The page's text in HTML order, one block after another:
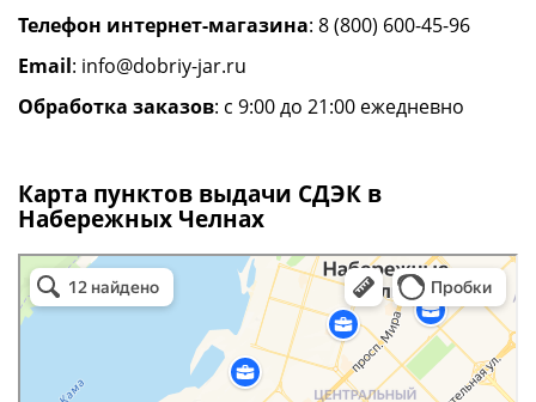
Телефон интернет-магазина: 8 (800) 600-45-96
Email: info@dobriy-jar.ru
Обработка заказов: с 9:00 до 21:00 ежедневно
Карта пунктов выдачи СДЭК в
Набережных Челнах
сдэк в Набережных Челнах
Набережные Челны